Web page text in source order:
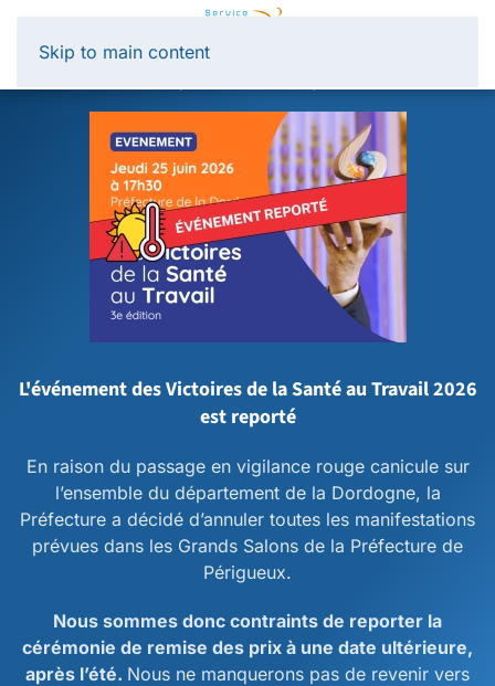
Skip to main content
L'événement des Victoires de la Santé au Travail 2026
est reporté
En raison du passage en vigilance rouge canicule sur
l’ensemble du département de la Dordogne, la
Préfecture a décidé d’annuler toutes les manifestations
prévues dans les Grands Salons de la Préfecture de
Périgueux.
Nous sommes donc contraints de reporter la
cérémonie de remise des prix à une date ultérieure,
après l’été. Nous ne manquerons pas de revenir vers
Panneau de gestion des cookies